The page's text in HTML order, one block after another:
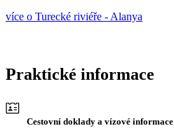
více o Turecké riviéře - Alanya
Praktické informace
Cestovní doklady a vízové informace